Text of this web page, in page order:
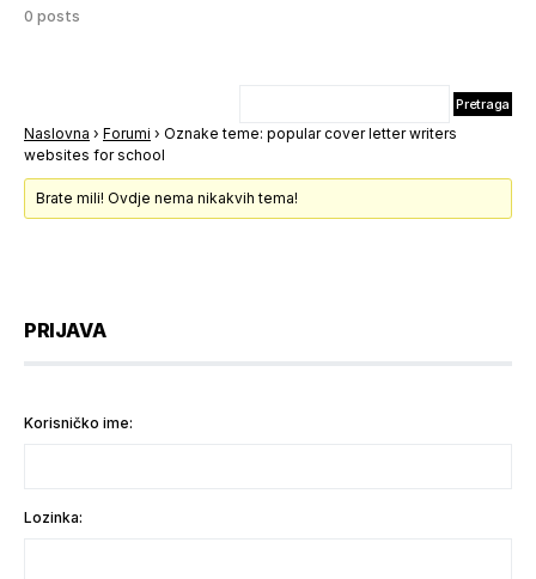
0 posts
Naslovna › Forumi › Oznake teme: popular cover letter writers
websites for school
Brate mili! Ovdje nema nikakvih tema!
PRIJAVA
Korisničko ime:
Lozinka: